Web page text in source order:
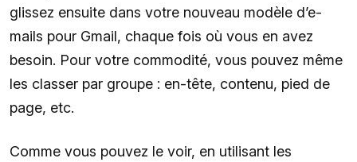
glissez ensuite dans votre nouveau modèle d’e-
mails pour Gmail, chaque fois où vous en avez
besoin. Pour votre commodité, vous pouvez même
les classer par groupe : en-tête, contenu, pied de
page, etc.
Comme vous pouvez le voir, en utilisant les